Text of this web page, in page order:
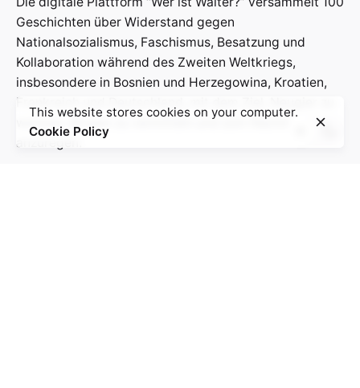
Geschichten über Widerstand gegen
Nationalsozialismus, Faschismus, Besatzung und
Kollaboration während des Zweiten Weltkriegs,
insbesondere in Bosnien und Herzegowina, Kroatien,
Frankreich und Deutschland, mit dem Ziel, Neugier zu
wecken, Wissen zu vermitteln und zum Nachdenken
anzuregen.
This website stores cookies on your computer.
Cookie Policy